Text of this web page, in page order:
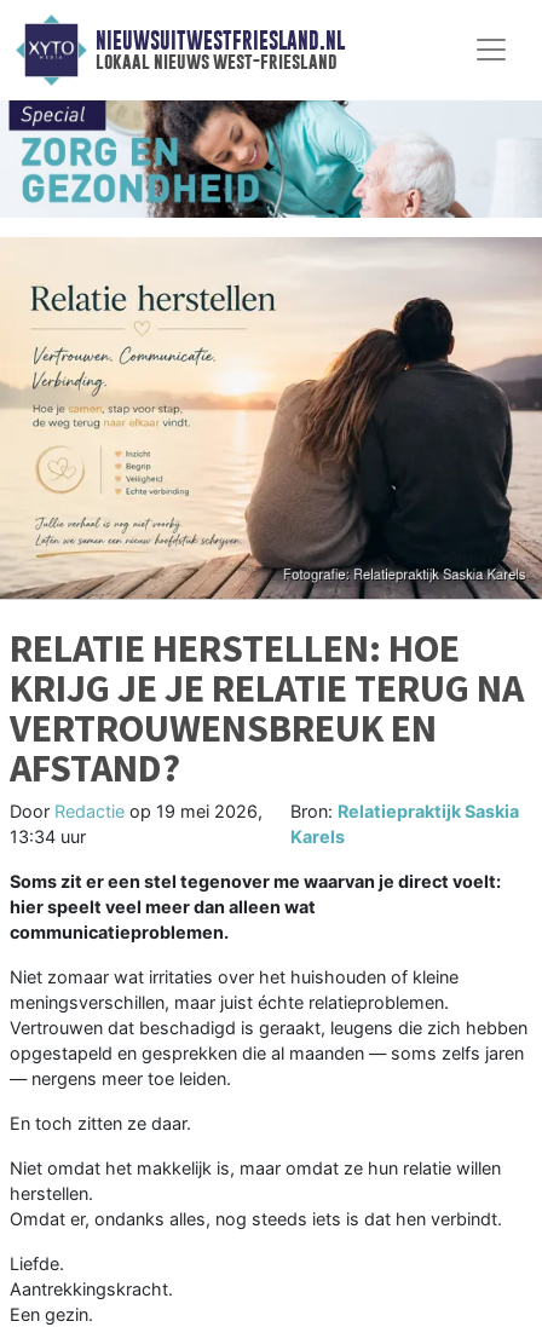
NIEUWSUITWESTFRIESLAND.NL
lokaal nieuws west-friesland
RELATIE HERSTELLEN: HOE
KRIJG JE JE RELATIE TERUG NA
VERTROUWENSBREUK EN
AFSTAND?
Door Redactie op 19 mei 2026,
13:34 uur
Bron: Relatiepraktijk Saskia
Karels
Soms zit er een stel tegenover me waarvan je direct voelt:
hier speelt veel meer dan alleen wat
communicatieproblemen.
Niet zomaar wat irritaties over het huishouden of kleine
meningsverschillen, maar juist échte relatieproblemen.
Vertrouwen dat beschadigd is geraakt, leugens die zich hebben
opgestapeld en gesprekken die al maanden — soms zelfs jaren
— nergens meer toe leiden.
En toch zitten ze daar.
Niet omdat het makkelijk is, maar omdat ze hun relatie willen
herstellen.
Omdat er, ondanks alles, nog steeds iets is dat hen verbindt.
Liefde.
Aantrekkingskracht.
Een gezin.